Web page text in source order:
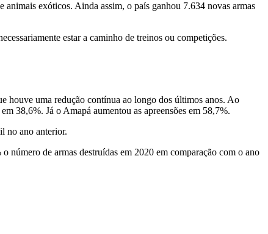
animais exóticos. Ainda assim, o país ganhou 7.634 novas armas
estar a caminho de treinos ou competições.
houve uma redução contínua ao longo dos últimos anos. Ao
38,6%. Já o Amapá aumentou as apreensões em 58,7%.
no ano anterior.
número de armas destruídas em 2020 em comparação com o ano